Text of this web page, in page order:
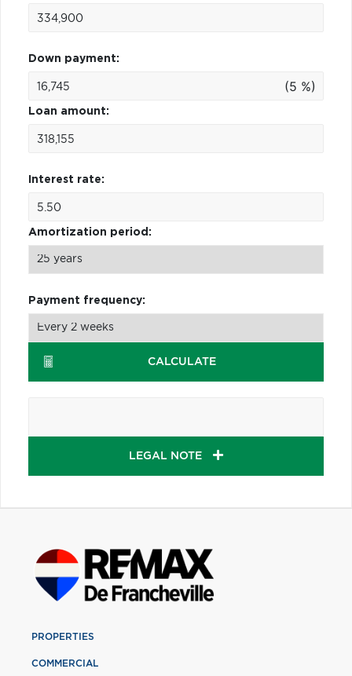
Down payment:
(5 %)
Loan amount:
Interest rate:
Amortization period:
Payment frequency:
CALCULATE
LEGAL NOTE
PROPERTIES
COMMERCIAL